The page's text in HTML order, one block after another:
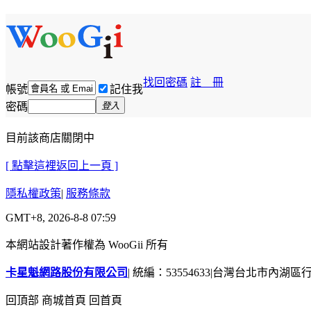
帳號 記住我
找回密碼 註 冊
密碼 登入
目前該商店關閉中
[ 點擊這裡返回上一頁 ]
隱私權政策| 服務條款
GMT+8, 2026-8-8 07:59
本網站設計著作權為 WooGii 所有
卡星魁網路股份有限公司 | 統編：53554633|台灣台北市內湖區
回頂部 商城首頁 回首頁